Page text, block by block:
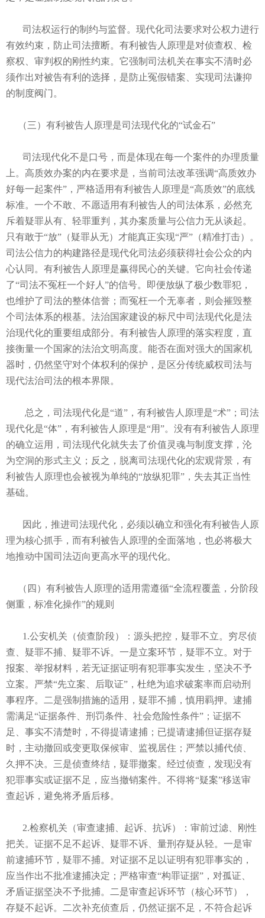
司法权运行的制约与监督。现代化司法要求对公权力进行
有效约束，防止司法擅断。有利被告人原理是对侦查权、检
察权、审判权的刚性约束。它强制司法机关在事实不清时必
须作出对被告有利的选择，是防止冤假错案、实现司法谦抑
的制度阀门。
（三）有利被告人原理是司法现代化的“试金石”
司法现代化不是口号，而是体现在每一个案件的办理质量
上。高质效办案的内在要求是，当前司法改革强调“高质效办
好每一起案件”，严格适用有利被告人原理是“高质效”的底线
标准。一个不敢、不愿适用有利被告人的司法体系，必然充
斥着疑罪从有、轻罪重判，其办案质量与公信力无从谈起。
只有敢于“放”（疑罪从无）才能真正实现“严”（精准打击）。
司法公信力的构建路径是现代化司法必须获得社会公众的内
心认同。有利被告人原理是赢得民心的关键。它向社会传递
了“司法不冤枉一个好人”的信号。即便放纵了极少数罪犯，
也维护了司法的整体信誉；而冤枉一个无辜者，则会摧毁整
个司法体系的根基。法治国家建设的标尺中司法现代化是法
治现代化的重要组成部分。有利被告人原理的落实程度，直
接衡量一个国家的法治文明高度。能否在面对强大的国家机
器时，仍然坚守对个体权利的保护，是区分传统威权司法与
现代法治司法的根本界限。
总之，司法现代化是“道”，有利被告人原理是“术”；司法
现代化是“体”，有利被告人原理是“用”。没有有利被告人原理
的确立运用，司法现代化就失去了价值灵魂与制度支撑，沦
为空洞的形式主义；反之，脱离司法现代化的宏观背景，有
利被告人原理也会被视为单纯的“放纵犯罪”，失去其正当性
基础。
因此，推进司法现代化，必须以确立和强化有利被告人原
理为核心抓手，而有利被告人原理的全面落地，也必将极大
地推动中国司法迈向更高水平的现代化。
（四）有利被告人原理的适用需遵循“全流程覆盖，分阶段
侧重，标准化操作”的规则
1.公安机关（侦查阶段）：源头把控，疑罪不立。穷尽侦
查、疑罪不捕、疑罪不诉。一是立案环节，疑罪不立。对于
报案、举报材料，若无证据证明有犯罪事实发生，坚决不予
立案。严禁“先立案、后取证”，杜绝为追求破案率而启动刑
事程序。二是强制措施的适用，疑罪不捕，慎用羁押。逮捕
需满足“证据条件、刑罚条件、社会危险性条件”；证据不
足、事实不清楚时，不得提请逮捕；已提请逮捕但证据存疑
时，主动撤回或变更取保候审、监视居住；严禁以捕代侦、
久押不决。三是侦查终结，疑罪撤案。经过侦查，发现没有
犯罪事实或证据不足，应当撤销案件。不得将“疑案”移送审
查起诉，避免将矛盾后移。
2.检察机关（审查逮捕、起诉、抗诉）：审前过滤、刚性
把关。证据不足不起诉、疑罪不诉、量刑存疑从轻。一是审
前逮捕环节，疑罪不捕。对证据不足以证明有犯罪事实的，
应当作出不批准逮捕决定；严格审查“构罪证据”，对孤证、
矛盾证据坚决不予批捕。二是审查起诉环节（核心环节），
存疑不起诉。二次补充侦查后，仍然证据不足，不符合起诉